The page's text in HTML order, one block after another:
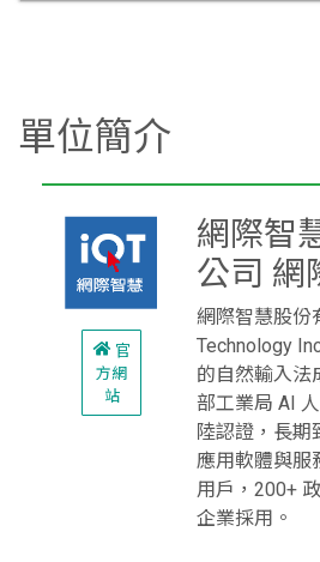
單位簡介
官
方網
站
網際智
公司 網
網際智慧股份
Technology
的自然輸入法
部工業局 AI
陸認證，長期
應用軟體與服
用戶，200+
企業採用。